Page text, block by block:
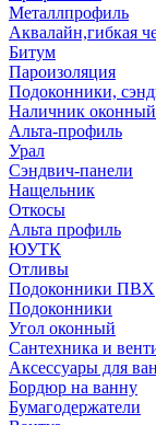
Металлпрофиль
Аквалайн,гибкая
Битум
Пароизоляция
Подоконники,
Наличник оконный
Альта-профиль
Урал
Сэндвич-панели
Нащельник
Откосы
Альта профиль
ЮУТК
Отливы
Подоконники ПВХ
Подоконники
Угол оконный
Сантехника и
Аксессуары для
Бордюр на ванну
Бумагодержатели